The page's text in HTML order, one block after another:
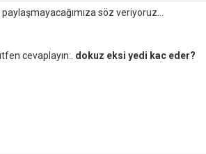
söz veriyoruz...
cevaplayın:. dokuz eksi yedi kac eder?